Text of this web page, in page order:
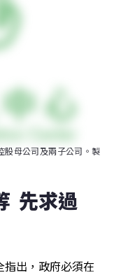
股母公司及兩子公司。製
先求過
出，政府必須在